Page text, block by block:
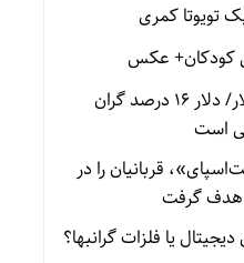
کودکان+ عکس
اظهارات همتی درباره دلار/ دلار ۱۶ درصد گران
است
قربانیان را در
یا فلزات گرانبها؟